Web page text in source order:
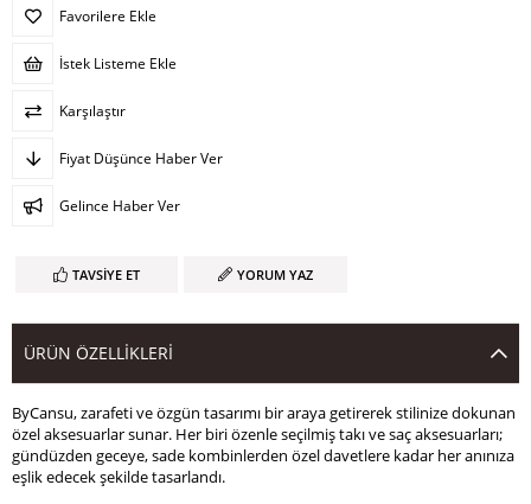
Favorilere Ekle
İstek Listeme Ekle
Karşılaştır
Fiyat Düşünce Haber Ver
Gelince Haber Ver
TAVSIYE ET YORUM YAZ
ÜRÜN ÖZELLIKLERI
ByCansu, zarafeti ve özgün tasarımı bir araya getirerek stilinize dokunan
özel aksesuarlar sunar. Her biri özenle seçilmiş takı ve saç aksesuarları;
gündüzden geceye, sade kombinlerden özel davetlere kadar her anınıza
eşlik edecek şekilde tasarlandı.